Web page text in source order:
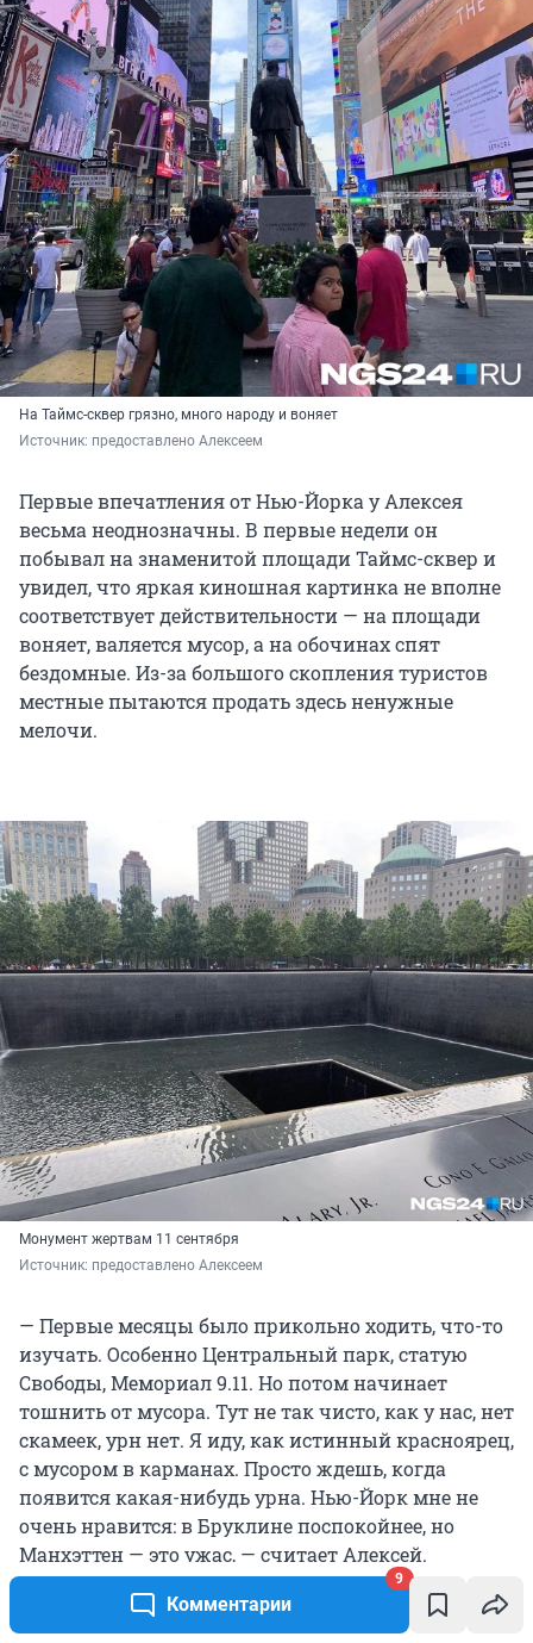
Комментарии
9
На Таймс-сквер грязно, много народу и воняет
Источник: предоставлено Алексеем
Первые впечатления от Нью-Йорка у Алексея
весьма неоднозначны. В первые недели он
побывал на знаменитой площади Таймс-сквер и
увидел, что яркая киношная картинка не вполне
соответствует действительности — на площади
воняет, валяется мусор, а на обочинах спят
бездомные. Из-за большого скопления туристов
местные пытаются продать здесь ненужные
мелочи.
Монумент жертвам 11 сентября
Источник: предоставлено Алексеем
— Первые месяцы было прикольно ходить, что-то
изучать. Особенно Центральный парк, статую
Свободы, Мемориал 9.11. Но потом начинает
тошнить от мусора. Тут не так чисто, как у нас, нет
скамеек, урн нет. Я иду, как истинный красноярец,
с мусором в карманах. Просто ждешь, когда
появится какая-нибудь урна. Нью-Йорк мне не
очень нравится: в Бруклине поспокойнее, но
Манхэттен — это ужас, — считает Алексей.